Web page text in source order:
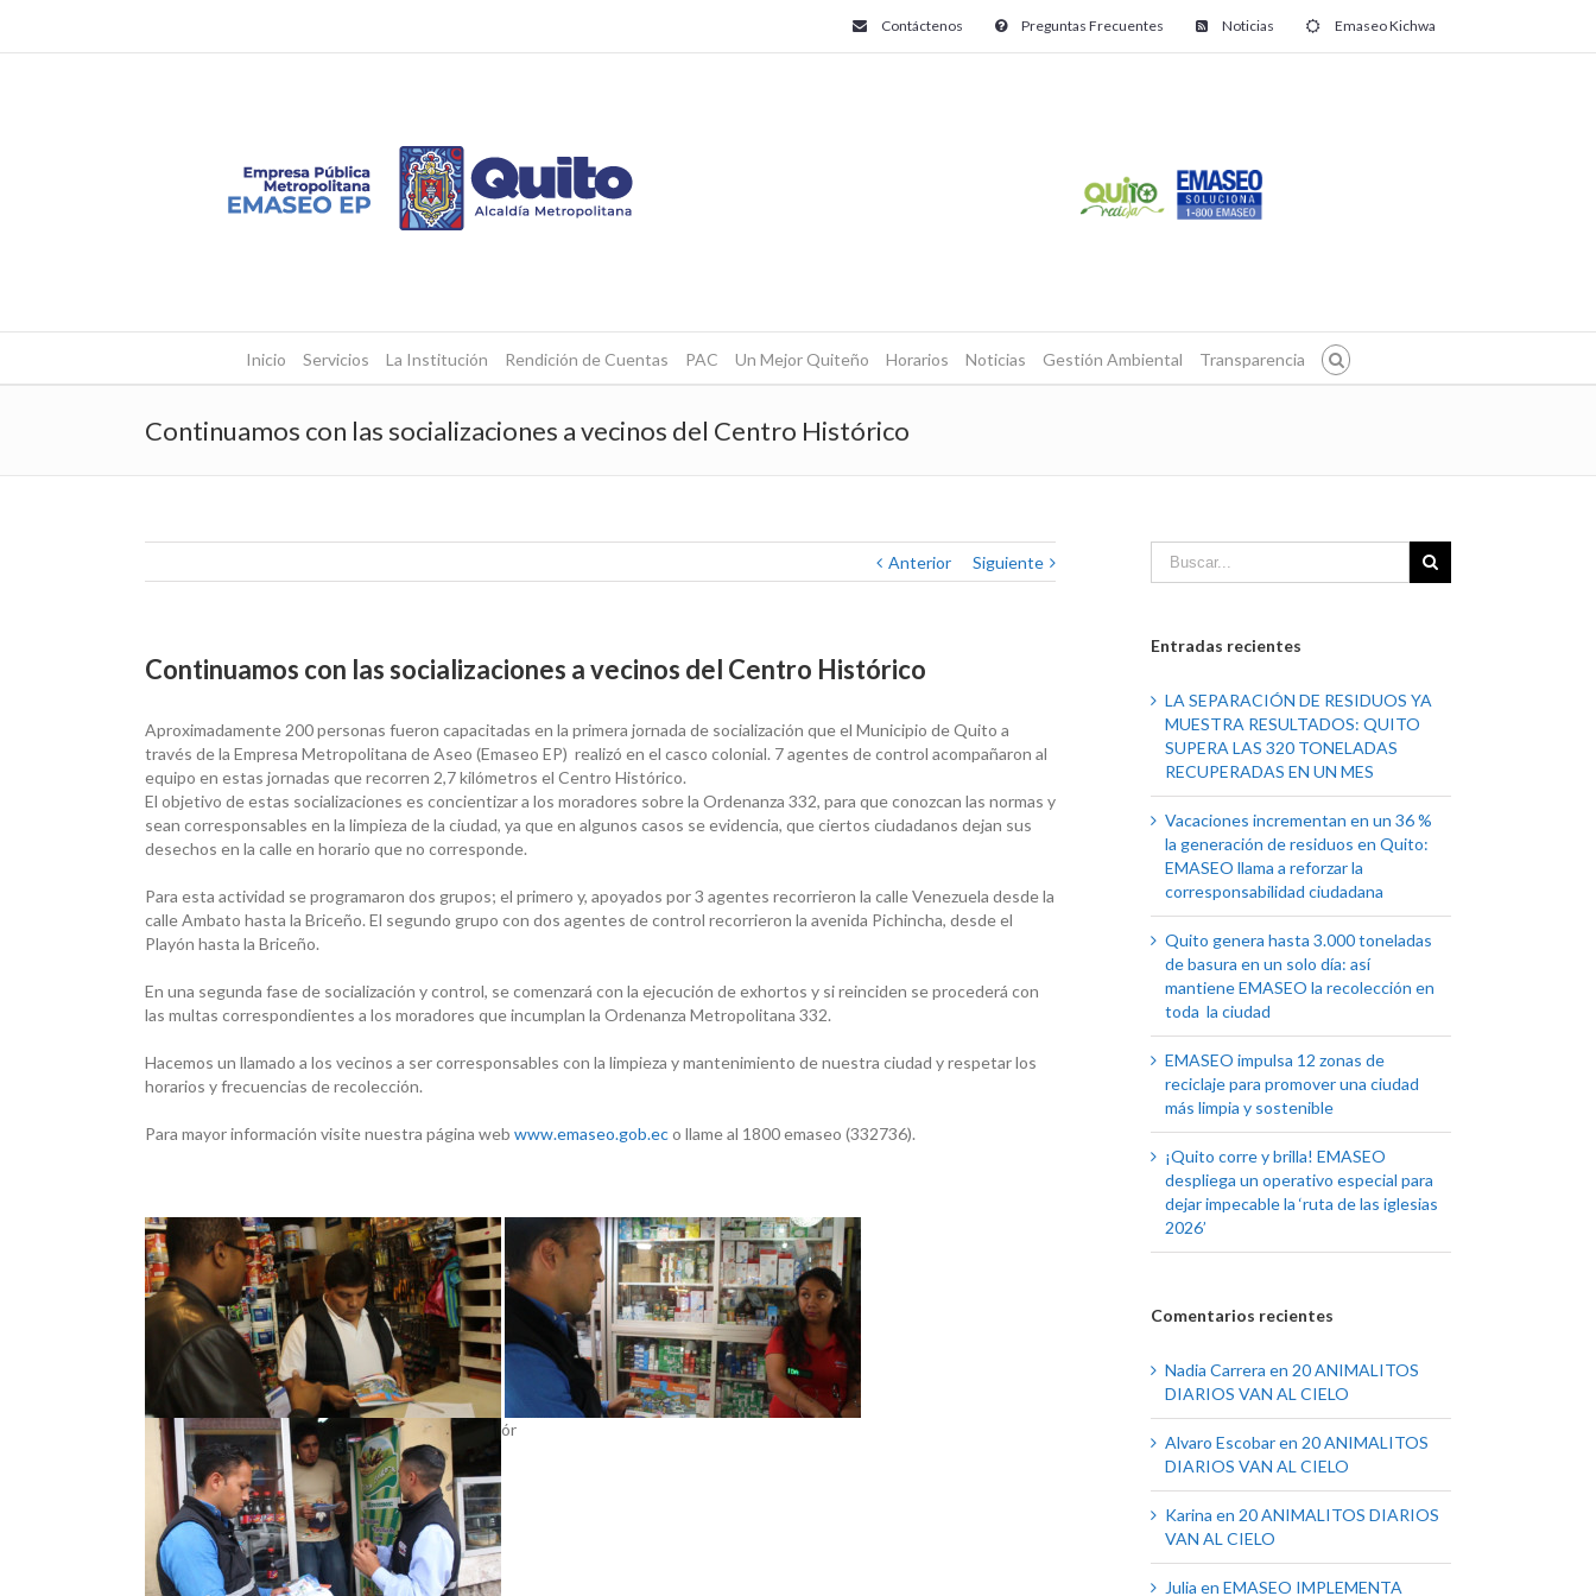
Contáctenos Preguntas Frecuentes Noticias Emaseo Kichwa
Inicio Servicios La Institución Rendición de Cuentas PAC Un Mejor Quiteño Horarios Noticias Gestión Ambiental Transparencia
Continuamos con las socializaciones a vecinos del Centro Histórico
Anterior Siguiente
Continuamos con las socializaciones a vecinos del Centro Histórico
Aproximadamente 200 personas fueron capacitadas en la primera jornada de socialización que el Municipio de Quito a
través de la Empresa Metropolitana de Aseo (Emaseo EP) realizó en el casco colonial. 7 agentes de control acompañaron al
equipo en estas jornadas que recorren 2,7 kilómetros el Centro Histórico.
El objetivo de estas socializaciones es concientizar a los moradores sobre la Ordenanza 332, para que conozcan las normas y
sean corresponsables en la limpieza de la ciudad, ya que en algunos casos se evidencia, que ciertos ciudadanos dejan sus
desechos en la calle en horario que no corresponde.
Para esta actividad se programaron dos grupos; el primero y, apoyados por 3 agentes recorrieron la calle Venezuela desde la
calle Ambato hasta la Briceño. El segundo grupo con dos agentes de control recorrieron la avenida Pichincha, desde el
Playón hasta la Briceño.
En una segunda fase de socialización y control, se comenzará con la ejecución de exhortos y si reinciden se procederá con
las multas correspondientes a los moradores que incumplan la Ordenanza Metropolitana 332.
Hacemos un llamado a los vecinos a ser corresponsables con la limpieza y mantenimiento de nuestra ciudad y respetar los
horarios y frecuencias de recolección.
Para mayor información visite nuestra página web www.emaseo.gob.eco llame al 1800 emaseo (332736).
ór
Entradas recientes
LA SEPARACIÓN DE RESIDUOS YA
MUESTRA RESULTADOS: QUITO
SUPERA LAS 320 TONELADAS
RECUPERADAS EN UN MES
Vacaciones incrementan en un 36 %
la generación de residuos en Quito:
EMASEO llama a reforzar la
corresponsabilidad ciudadana
Quito genera hasta 3.000 toneladas
de basura en un solo día: así
mantiene EMASEO la recolección en
toda la ciudad
EMASEO impulsa 12 zonas de
reciclaje para promover una ciudad
más limpia y sostenible
¡Quito corre y brilla! EMASEO
despliega un operativo especial para
dejar impecable la ‘ruta de las iglesias
2026’
Comentarios recientes
Nadia Carrera en 20 ANIMALITOS
DIARIOS VAN AL CIELO
Alvaro Escobaren 20 ANIMALITOS
DIARIOS VAN AL CIELO
Karina en 20 ANIMALITOS DIARIOS
VAN AL CIELO
Julia en EMASEO IMPLEMENTA